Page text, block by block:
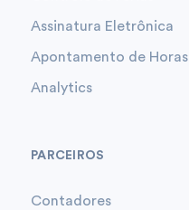
Assinatura Eletrônica
Apontamento de Horas
Analytics
PARCEIROS
Contadores